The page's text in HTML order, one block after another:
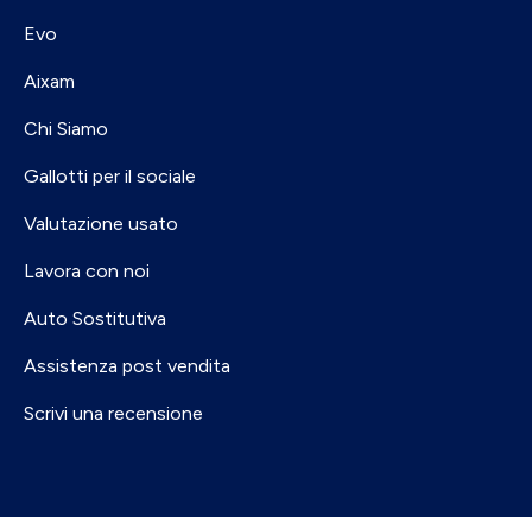
Evo
Aixam
Chi Siamo
Gallotti per il sociale
Valutazione usato
Lavora con noi
Auto Sostitutiva
Assistenza post vendita
Scrivi una recensione